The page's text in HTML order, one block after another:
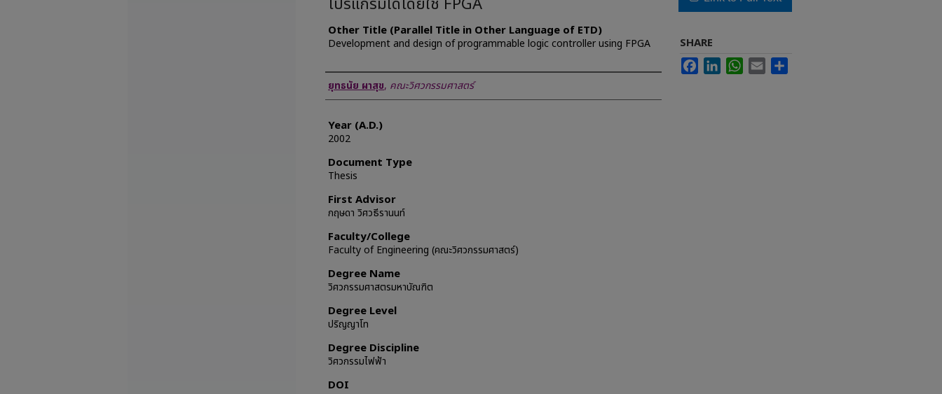
Other Title (Parallel Title in Other Language of ETD)
Development and design of programmable logic controller using FPGA
Author
ยุทธนัย ผาสุข, คณะวิศวกรรมศาสตร์
Year (A.D.)
2002
Document Type
Thesis
First Advisor
กฤษดา วิศวธีรานนท์
Faculty/College
Faculty of Engineering (คณะวิศวกรรมศาสตร์)
Degree Name
วิศวกรรมศาสตรมหาบัณฑิต
Degree Level
ปริญญาโท
Degree Discipline
วิศวกรรมไฟฟ้า
DOI
SHARE
FacebookLinkedInWhatsApp
Email